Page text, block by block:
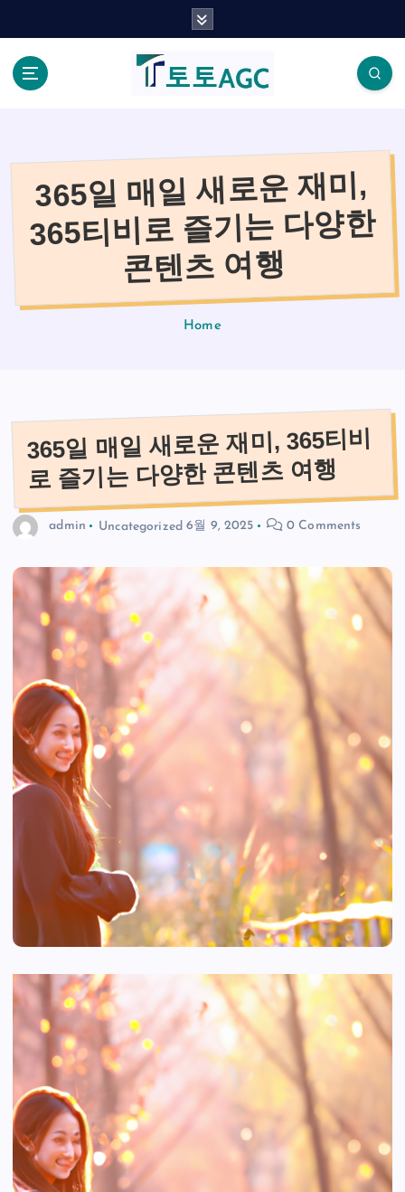
365일 매일 새로운 재미,
365티비로 즐기는 다양한
콘텐츠 여행
Home
365일 매일 새로운 재미, 365티비
로 즐기는 다양한 콘텐츠 여행
admin Uncategorized 6월 9, 2025 0 Comments